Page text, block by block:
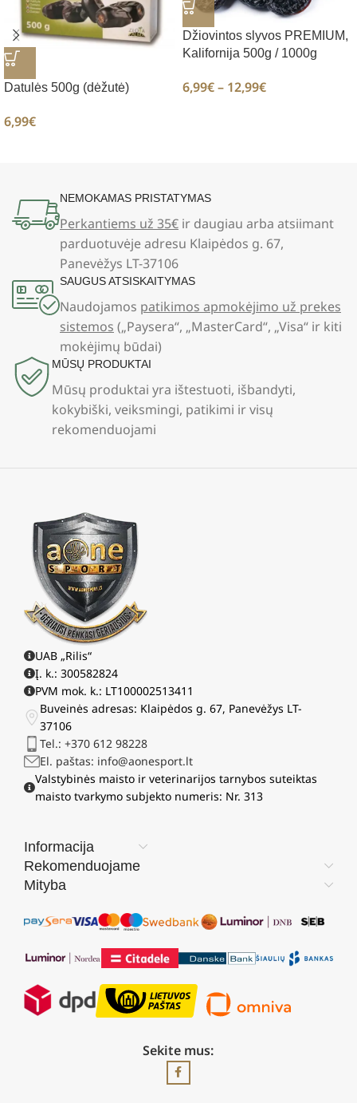
Datulės 500g (dėžutė)
6,99€
Džiovintos slyvos PREMIUM,
Kalifornija 500g / 1000g
6,99€– 12,99€
NEMOKAMAS PRISTATYMAS
Perkantiems už 35€ ir daugiau arba atsiimant
parduotuvėje adresu Klaipėdos g. 67,
Panevėžys LT-37106
SAUGUS ATSISKAITYMAS
Naudojamos patikimos apmokėjimo už prekes
sistemos („Paysera“, „MasterCard“, „Visa“ ir kiti
mokėjimų būdai)
MŪSŲ PRODUKTAI
Mūsų produktai yra ištestuoti, išbandyti,
kokybiški, veiksmingi, patikimi ir visų
rekomenduojami
UAB „Rilis“
Į. k.: 300582824
PVM mok. k.: LT100002513411
Buveinės adresas: Klaipėdos g. 67, Panevėžys LT-
37106
Tel.: +370 612 98228
El. paštas: info@aonesport.lt
Valstybinės maisto ir veterinarijos tarnybos suteiktas
maisto tvarkymo subjekto numeris: Nr. 313
Informacija
Rekomenduojame
Mityba
Sekite mus: